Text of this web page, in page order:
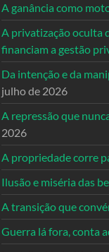
A ganância como
A privatização oculta
financiam a gestão
Da intenção e da
julho de 2026
A repressão que
2026
A propriedade corre
Ilusão e miséria das
A transição que
Guerra lá fora, conta